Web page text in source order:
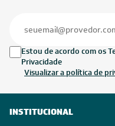
Estou de acordo com os
Privacidade
Visualizar a política de
INSTITUCIONAL